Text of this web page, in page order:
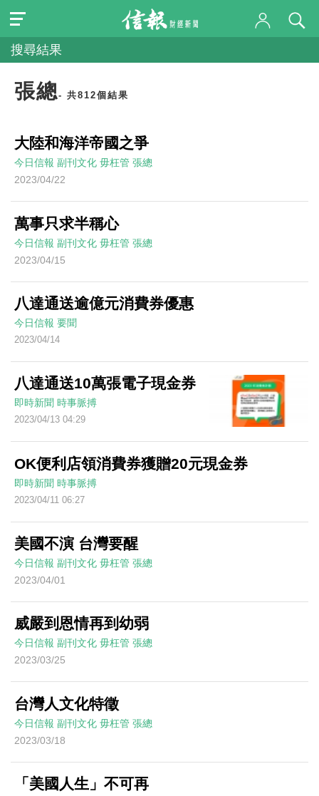
搜尋結果
張總- 共812個結果
大陸和海洋帝國之爭
今日信報 副刊文化 毋枉管 張總
2023/04/22
萬事只求半稱心
今日信報 副刊文化 毋枉管 張總
2023/04/15
八達通送逾億元消費券優惠
今日信報 要聞
2023/04/14
八達通送10萬張電子現金券
即時新聞 時事脈搏
2023/04/13 04:29
OK便利店領消費券獲贈20元現金券
即時新聞 時事脈搏
2023/04/11 06:27
美國不演 台灣要醒
今日信報 副刊文化 毋枉管 張總
2023/04/01
威嚴到恩情再到幼弱
今日信報 副刊文化 毋枉管 張總
2023/03/25
台灣人文化特徵
今日信報 副刊文化 毋枉管 張總
2023/03/18
「美國人生」不可再